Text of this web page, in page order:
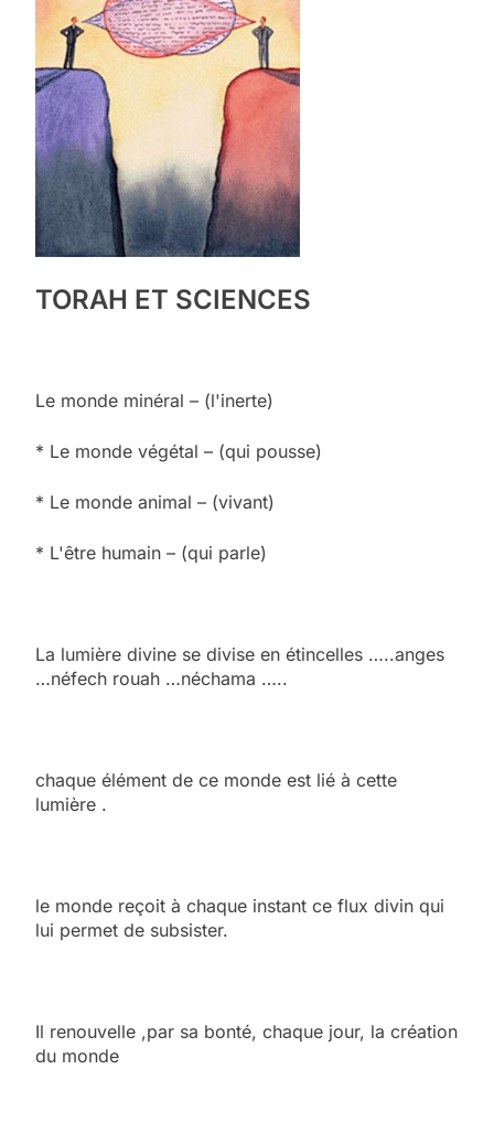
TORAH ET SCIENCES
Le monde minéral – (l'inerte)
* Le monde végétal – (qui pousse)
* Le monde animal – (vivant)
* L'être humain – (qui parle)
La lumière divine se divise en étincelles …..anges
…néfech rouah …néchama …..
chaque élément de ce monde est lié à cette
lumière .
le monde reçoit à chaque instant ce flux divin qui
lui permet de subsister.
Il renouvelle ,par sa bonté, chaque jour, la création
du monde